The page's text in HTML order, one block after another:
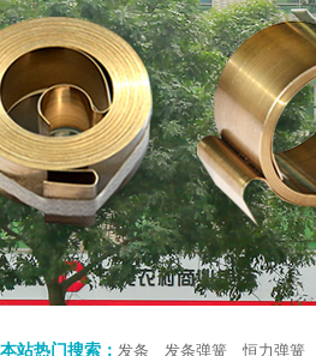
本站热门搜索： 发条 发条弹簧 恒力弹簧